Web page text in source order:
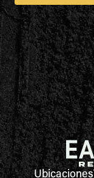
Ubicaciones